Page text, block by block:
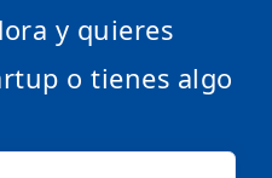
y quieres
o tienes algo